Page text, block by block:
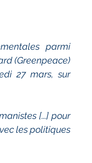
parmi
(Greenpeace)
27 mars, sur
[...] pour
les politiques